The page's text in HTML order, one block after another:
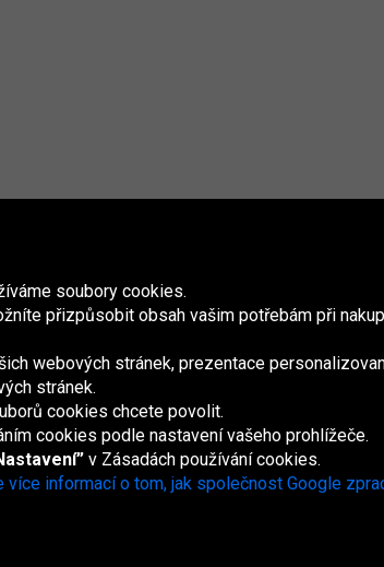
Nederland Österreich Polska
republika
Kingdom
soubory cookies.
přizpůsobit obsah vašim potřebám při
webových stránek, prezentace
stránek.
cookies chcete povolit.
cookies podle nastavení vašeho prohlížeče.
v Zásadách používání cookies.
více informací o tom, jak společnost Google